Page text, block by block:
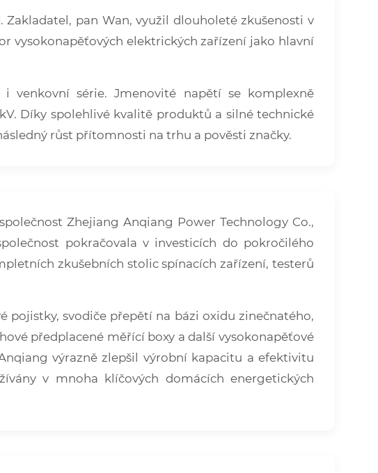
Zakladatel, pan Wan, využil dlouholeté zkušenosti v
vysokonapěťových elektrických zařízení jako hlavní
venkovní série. Jmenovité napětí se komplexně
kV. Díky spolehlivé kvalitě produktů a silné technické
růst přítomnosti na trhu a pověsti značky.
Zhejiang Anqiang Power Technology Co.,
pokračovala v investicích do pokročilého
zkušebních stolic spínacích zařízení, testerů
pojistky, svodiče přepětí na bázi oxidu zinečnatého,
předplacené měřící boxy a další vysokonapěťové
výrazně zlepšil výrobní kapacitu a efektivitu
v mnoha klíčových domácích energetických